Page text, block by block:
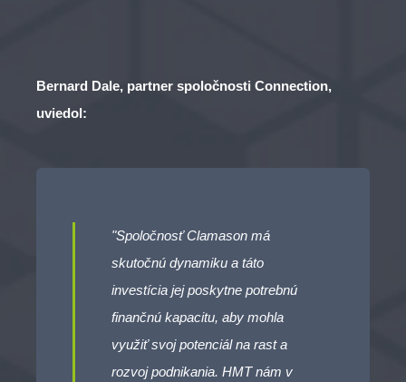
Bernard Dale, partner spoločnosti Connection,
uviedol:
"Spoločnosť Clamason má
skutočnú dynamiku a táto
investícia jej poskytne potrebnú
finančnú kapacitu, aby mohla
využiť svoj potenciál na rast a
rozvoj podnikania. HMT nám v